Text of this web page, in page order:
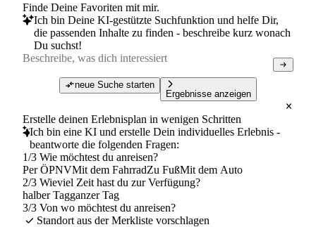
Finde Deine Favoriten mit mir.
Ich bin Deine KI-gestützte Suchfunktion und helfe Dir,
die passenden Inhalte zu finden - beschreibe kurz wonach
Du suchst!
neue Suche starten
Ergebnisse anzeigen
Erstelle deinen Erlebnisplan in wenigen Schritten
Ich bin eine KI und erstelle Dein individuelles Erlebnis -
beantworte die folgenden Fragen:
1/3 Wie möchtest du anreisen?
Per ÖPNVMit dem FahrradZu FußMit dem Auto
2/3 Wieviel Zeit hast du zur Verfügung?
halber Tagganzer Tag
3/3 Von wo möchtest du anreisen?
Standort aus der Merkliste vorschlagen